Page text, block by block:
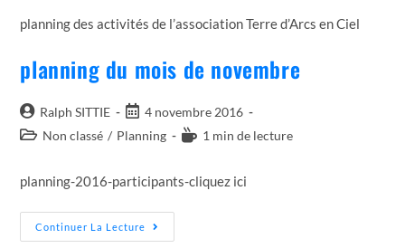
planning des activités de l’association Terre d’Arcs en Ciel
planning du mois de novembre
Auteur/autrice
de
Ralph SITTIE
Post
published:
4 novembre 2016
PostNon classé / Planning
Temps1 min de lecture
planning-2016-participants-cliquez ici
Continuer La Lecture
Planning
Du